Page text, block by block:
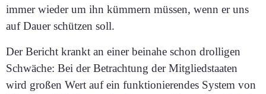
immer wieder um ihn kümmern müssen, wenn er uns
auf Dauer schützen soll.
Der Bericht krankt an einer beinahe schon drolligen
Schwäche: Bei der Betrachtung der Mitgliedstaaten
wird großen Wert auf ein funktionierendes System von